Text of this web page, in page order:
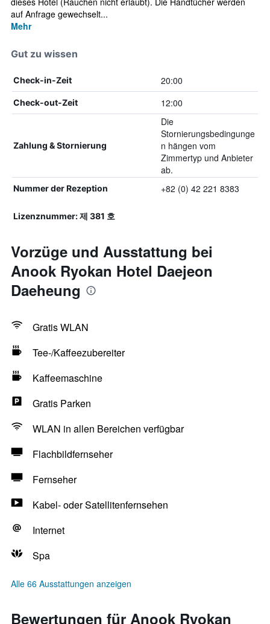
auf Anfrage gewechselt...
Mehr
Gut zu wissen
Check-in-Zeit 20:00
Check-out-Zeit 12:00
Zahlung & Stornierung
Die
Stornierungsbedingunge
n hängen vom
Zimmertyp und Anbieter
ab.
Nummer der Rezeption +82 (0) 42 221 8383
Lizenznummer: 제 381 호
Vorzüge und Ausstattung bei
Anook Ryokan Hotel Daejeon
Daeheung
Gratis WLAN
Tee-/Kaffeezubereiter
Kaffeemaschine
Gratis Parken
WLAN in allen Bereichen verfügbar
Flachbildfernseher
Fernseher
Kabel- oder Satellitenfernsehen
Internet
Spa
Alle 66 Ausstattungen anzeigen
Bewertungen für Anook Ryokan